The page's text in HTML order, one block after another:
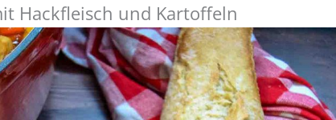
Hackfleisch und Kartoffeln